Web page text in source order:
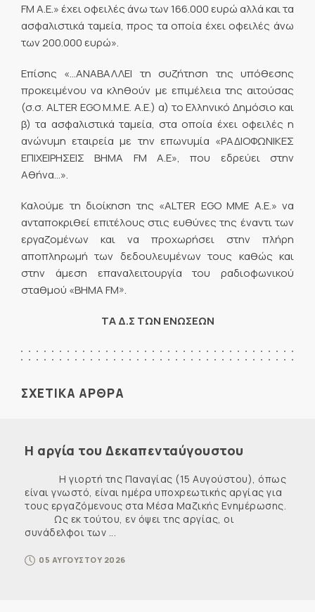
FM Α.Ε.» έχει οφειλές άνω των 166.000 ευρώ αλλά και τα
ασφαλιστικά ταμεία, προς τα οποία έχει οφειλές άνω
των 200.000 ευρώ».
Επίσης «…ΑΝΑΒΑΛΛΕΙ τη συζήτηση της υπόθεσης
προκειμένου να κληθούν με επιμέλεια της αιτούσας
(σ.σ. ALTER EGO M.M.E. A.E.) α) το Ελληνικό Δημόσιο και
β) τα ασφαλιστικά ταμεία, στα οποία έχει οφειλές η
ανώνυμη εταιρεία με την επωνυμία «ΡΑΔΙΟΦΩΝΙΚΕΣ
ΕΠΙΧΕΙΡΗΣΕΙΣ ΒΗΜΑ FM Α.Ε», που εδρεύει στην
Αθήνα…».
Καλούμε τη διοίκηση της «ALTER EGO ΜΜΕ Α.Ε.» να
ανταποκριθεί επιτέλους στις ευθύνες της έναντι των
εργαζομένων και να προχωρήσει στην πλήρη
αποπληρωμή των δεδουλευμένων τους καθώς και
στην άμεση επαναλειτουργία του ραδιοφωνικού
σταθμού «ΒΗΜΑ FM».
ΤΑ Δ.Σ ΤΩΝ ΕΝΩΣΕΩΝ
ΣΧΕΤΙΚΑ ΑΡΘΡΑ
Η αργία του Δεκαπενταύγουστου
Η γιορτή της Παναγίας (15 Αυγούστου), όπως
είναι γνωστό, είναι ημέρα υποχρεωτικής αργίας για
τους εργαζόμενους στα Μέσα Μαζικής Ενημέρωσης.
Ως εκ τούτου, εν όψει της αργίας, οι
συνάδελφοι των ...
05 ΑΥΓΟΥΣΤΟΥ 2026